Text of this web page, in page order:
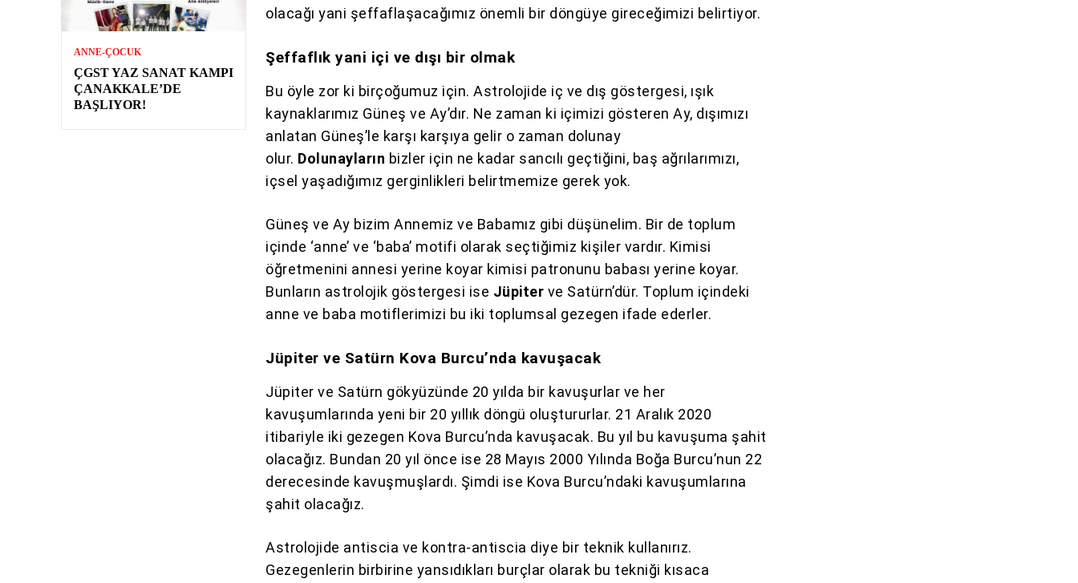
ANNE-ÇOCUK
ÇGST YAZ SANAT KAMPI
ÇANAKKALE’DE
BAŞLIYOR!
olacağı yani şeffaflaşacağımız önemli bir döngüye gireceğimizi belirtiyor.
Şeffaflık yani içi ve dışı bir olmak
Bu öyle zor ki birçoğumuz için. Astrolojide iç ve dış göstergesi, ışık
kaynaklarımız Güneş ve Ay’dır. Ne zaman ki içimizi gösteren Ay, dışımızı
anlatan Güneş’le karşı karşıya gelir o zaman dolunay
olur. Dolunayların bizler için ne kadar sancılı geçtiğini, baş ağrılarımızı,
içsel yaşadığımız gerginlikleri belirtmemize gerek yok.
Güneş ve Ay bizim Annemiz ve Babamız gibi düşünelim. Bir de toplum
içinde ‘anne’ ve ‘baba’ motifi olarak seçtiğimiz kişiler vardır. Kimisi
öğretmenini annesi yerine koyar kimisi patronunu babası yerine koyar.
Bunların astrolojik göstergesi ise Jüpiter ve Satürn’dür. Toplum içindeki
anne ve baba motiflerimizi bu iki toplumsal gezegen ifade ederler.
Jüpiter ve Satürn Kova Burcu’nda kavuşacak
Jüpiter ve Satürn gökyüzünde 20 yılda bir kavuşurlar ve her
kavuşumlarında yeni bir 20 yıllık döngü oluştururlar. 21 Aralık 2020
itibariyle iki gezegen Kova Burcu’nda kavuşacak. Bu yıl bu kavuşuma şahit
olacağız. Bundan 20 yıl önce ise 28 Mayıs 2000 Yılında Boğa Burcu’nun 22
derecesinde kavuşmuşlardı. Şimdi ise Kova Burcu’ndaki kavuşumlarına
şahit olacağız.
Astrolojide antiscia ve kontra-antiscia diye bir teknik kullanırız.
Gezegenlerin birbirine yansıdıkları burçlar olarak bu tekniği kısaca